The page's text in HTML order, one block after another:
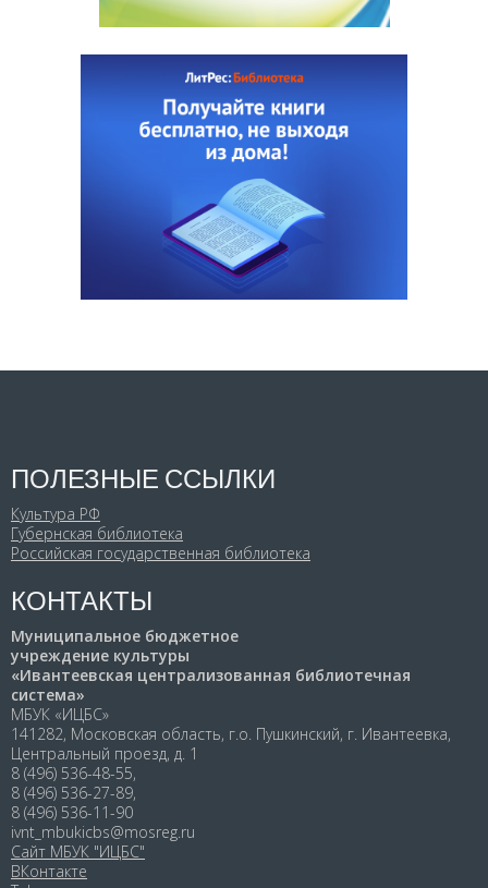
ПОЛЕЗНЫЕ ССЫЛКИ
Культура РФ
Губернская библиотека
Российская государственная библиотека
КОНТАКТЫ
Муниципальное бюджетное
учреждение культуры
«Ивантеевская централизованная библиотечная
система»
МБУК «ИЦБС»
141282, Московская область, г.о. Пушкинский, г. Ивантеевка,
Центральный проезд, д. 1
8 (496) 536-48-55,
8 (496) 536-27-89,
8 (496) 536-11-90
ivnt_mbukicbs@mosreg.ru
Сайт МБУК "ИЦБС"
ВКонтакте